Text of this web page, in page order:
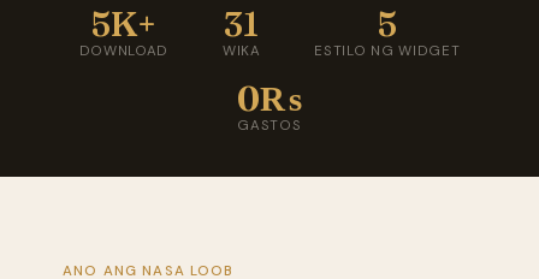
5K+
DOWNLOAD
31
WIKA
5
ESTILO NG WIDGET
0₨
GASTOS
ANO ANG NASA LOOB